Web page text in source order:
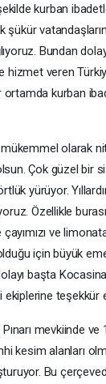
kurban
şükür
Bundan
veren
kurban
olarak
Çok güzel
yürüyor.
Özellikle
ve
için büyük
başta
teşekkür
mevkiinde
kesim alanları
Bu